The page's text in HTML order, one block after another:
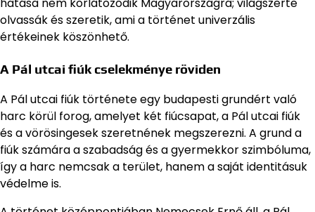
olvassák és szeretik, ami a történet univerzális
értékeinek köszönhető.
A Pál utcai fiúk cselekménye röviden
A Pál utcai fiúk története egy budapesti grundért való
harc körül forog, amelyet két fiúcsapat, a Pál utcai fiúk
és a vörösingesek szeretnének megszerezni. A grund a
fiúk számára a szabadság és a gyermekkor szimbóluma,
így a harc nemcsak a terület, hanem a saját identitásuk
védelme is.